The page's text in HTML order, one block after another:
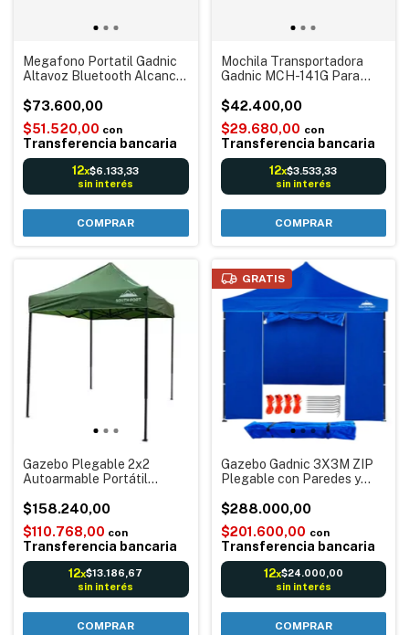
Megafono Portatil Gadnic
Altavoz Bluetooth Alcance
grabación Mensajes y
Sirena
$73.600,00
$51.520,00 con
Transferencia bancaria
12x$6.133,33
sin interés
Mochila Transportadora
Gadnic MCH-141G Para
Pequeños
$42.400,00
$29.680,00 con
Transferencia bancaria
12x$3.533,33
sin interés
Gazebo Plegable 2x2
Autoarmable Portátil
Verde Gadnic Southport
$158.240,00
$110.768,00 con
Transferencia bancaria
12x$13.186,67
sin interés
GRATIS
Gazebo Gadnic 3X3M ZIP
Plegable con Paredes y
Autoarmable Impermeable
Azul
$288.000,00
$201.600,00 con
Transferencia bancaria
12x$24.000,00
sin interés